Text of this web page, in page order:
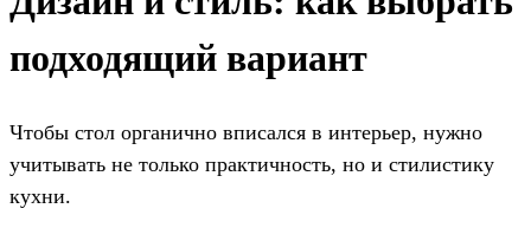
подходящий вариант
Чтобы стол органично вписался в интерьер, нужно
учитывать не только практичность, но и стилистику
кухни.